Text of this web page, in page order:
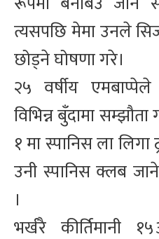
त्यसपछि मेमा उनले
छोड्ने घोषणा गरे।
२५ वर्षीय
विभिन्न बुँदामा
१ मा स्पानिस ला
उनी स्पानिस क्लब
।
भर्खरै कीर्तिमानी